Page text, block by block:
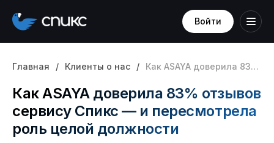
Войти
Главная / Клиенты о нас / Как ASAYA доверила 83% отзывов сервису Спикс — и пересмотрела роль целой должности
Как ASAYA доверила 83% отзывов
сервису Спикс — и пересмотрела
роль целой должности